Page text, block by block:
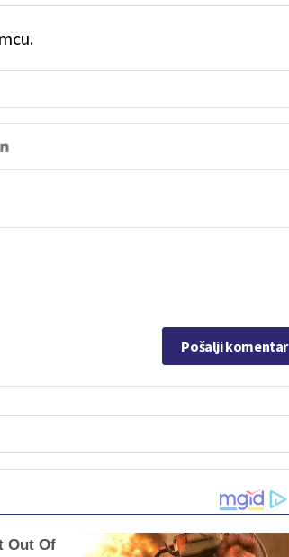
Pošalji komentar
Out Of